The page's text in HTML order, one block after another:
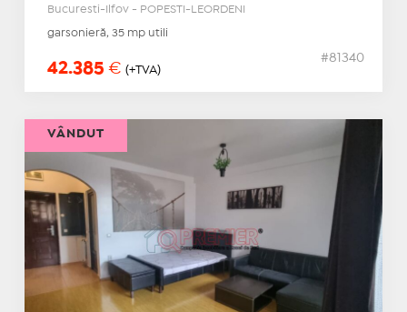
Bucuresti-Ilfov - POPESTI-LEORDENI
garsonieră, 35 mp utili
42.385 € (+TVA)
#81340
VÂNDUT